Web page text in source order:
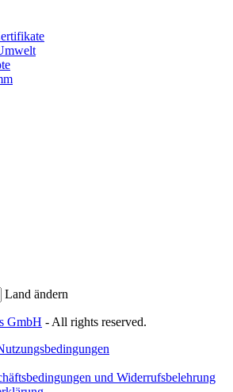
Land ändern
GmbH - All rights reserved.
und Widerrufsbelehrung